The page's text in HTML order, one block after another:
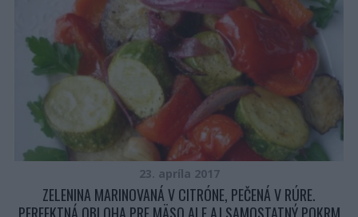
23. apríla 2017
ZELENINA MARINOVANÁ V CITRÓNE, PEČENÁ V RÚRE.